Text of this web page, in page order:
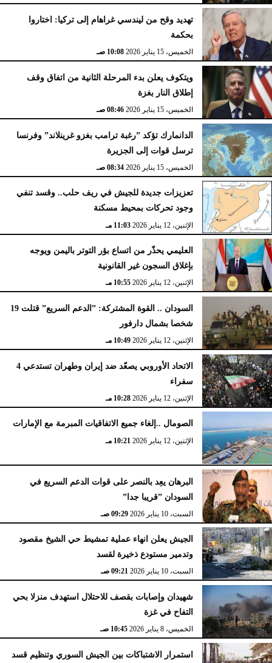
تهديد وقح من ليندسي غراهام إلى تركيا: اختاروا
بحكمة
الخميس، 15 يناير 2026 10:08 صـ
ويتكوف يعلن بدء المرحلة الثانية من اتفاق وقف
إطلاق النار بغزة
الخميس، 15 يناير 2026 08:46 صـ
الدانمارك تؤكد ”رغبة ترامب بغزو غرينلاند” وفرنسا
ترسل قوات إلى الجزيرة
الخميس، 15 يناير 2026 08:34 صـ
تعزيزات جديدة للجيش في ريف حلب.. وقسد تنفي
وجود تحركات بمحيط مسكنة
الإثنين، 12 يناير 2026 11:03 مـ
العليمي يحذّر من اتساع بؤر التوتر باليمن ويوجه
بإغلاق السجون غير القانونية
الإثنين، 12 يناير 2026 10:55 مـ
السودان .. القوة المشتركة: ”الدعم السريع” قتلت 19
شخصا بشمال دارفور
الإثنين، 12 يناير 2026 10:49 مـ
الاتحاد الأوروبي يصعّد ضد إيران وطهران تستدعي 4
سفراء
الإثنين، 12 يناير 2026 10:28 مـ
الصومال ..إلغاء جميع الاتفاقيات المبرمة مع الإمارات
الإثنين، 12 يناير 2026 10:21 مـ
البرهان يعِد بالنصر على قوات الدعم السريع في
السودان ”قريبا جدا”
السبت، 10 يناير 2026 09:29 صـ
الجيش يعلن انهاء عملية تمشيط حي الشيخ مقصود
وتدمير مستودع ذخيرة لقسد
السبت، 10 يناير 2026 09:21 صـ
شهيدان وإصابات بقصف للاحتلال استهدف منزلا بحي
التفاح في غزة
الخميس، 8 يناير 2026 10:45 صـ
استمرار الاشتباكات بين الجيش السوري وتنظيم قسد